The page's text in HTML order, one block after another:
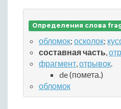
Определения слова
обломок; осколок;
составная часть,
фрагмент,отрывок.
de (помета.)
обломок